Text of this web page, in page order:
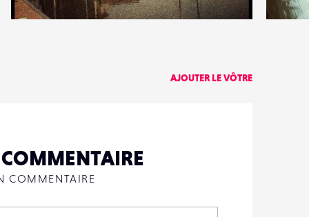
4
15
2
AJOUTER LE VÔTRE
COMMENTAIRE